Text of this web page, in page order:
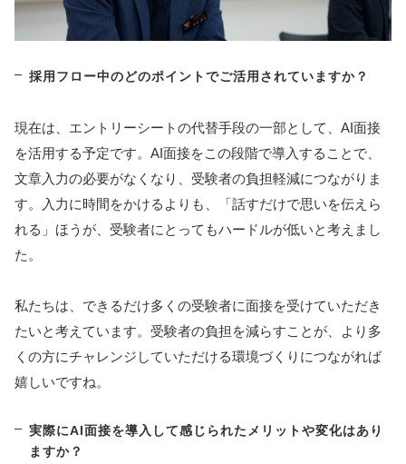
採用フロー中のどのポイントでご活用されていますか？
現在は、エントリーシートの代替手段の一部として、AI面接
を活用する予定です。AI面接をこの段階で導入することで、
文章入力の必要がなくなり、受験者の負担軽減につながりま
す。入力に時間をかけるよりも、「話すだけで思いを伝えら
れる」ほうが、受験者にとってもハードルが低いと考えまし
た。
私たちは、できるだけ多くの受験者に面接を受けていただき
たいと考えています。受験者の負担を減らすことが、より多
くの方にチャレンジしていただける環境づくりにつながれば
嬉しいですね。
実際にAI面接を導入して感じられたメリットや変化はあり
ますか？